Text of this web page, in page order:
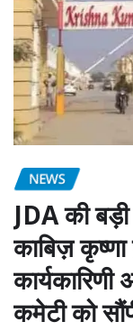
NEWS
JDA की
काबिज़
कार्यकारिणी
कमेटी को